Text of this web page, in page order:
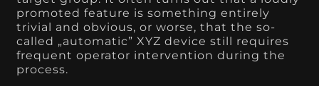
promoted feature is something entirely
trivial and obvious, or worse, that the so-
called „automatic” XYZ device still requires
frequent operator intervention during the
process.